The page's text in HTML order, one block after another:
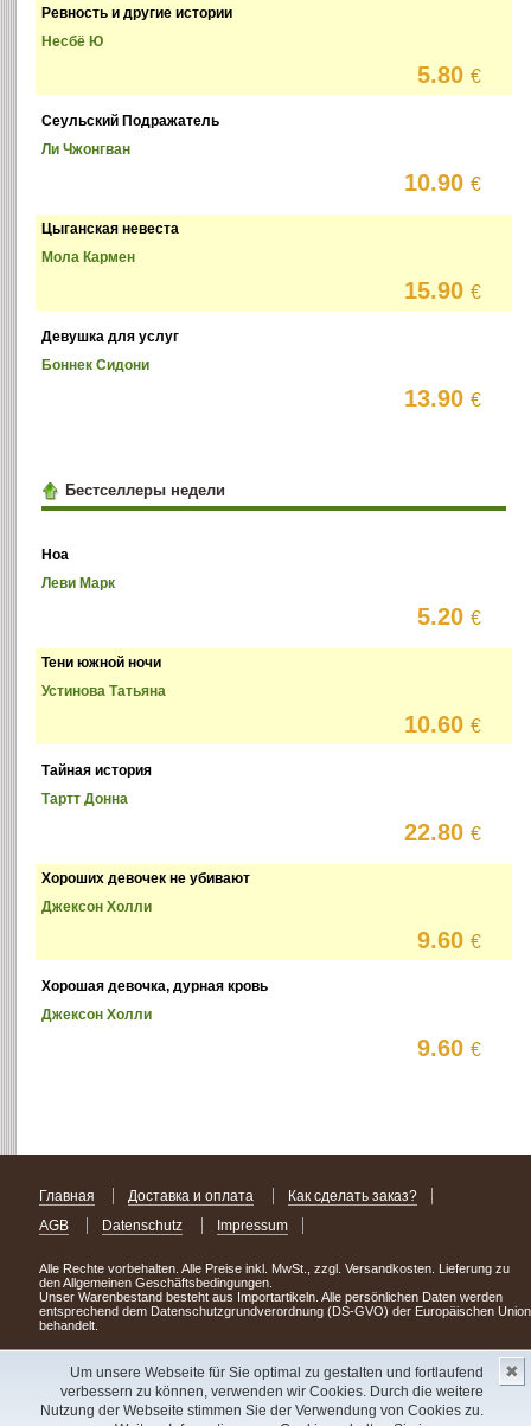
Um unsere Webseite für Sie optimal zu gestalten und fortlaufend
verbessern zu können, verwenden wir Cookies. Durch die weitere
Nutzung der Webseite stimmen Sie der Verwendung von Cookies zu.
✖
Ревность и другие истории
Несбё Ю
5.80€
Сеульский Подражатель
Ли Чжонгван
10.90€
Цыганская невеста
Мола Кармен
15.90€
Девушка для услуг
Боннек Сидони
13.90€
Бестселлеры недели
Ноа
Леви Марк
5.20€
Тени южной ночи
Устинова Татьяна
10.60€
Тайная история
Тартт Донна
22.80€
Хороших девочек не убивают
Джексон Холли
9.60€
Хорошая девочка, дурная кровь
Джексон Холли
9.60€
Главная Доставка и оплата
Как сделать заказ?
AGB
Datenschutz Impressum
Alle Rechte vorbehalten. Alle Preise inkl. MwSt., zzgl. Versandkosten. Lieferung zu
den Allgemeinen Geschäftsbedingungen.
Unser Warenbestand besteht aus Importartikeln. Alle persönlichen Daten werden
entsprechend dem Datenschutzgrundverordnung (DS-GVO) der Europäischen Union
behandelt.
Сделав заказ сегодня, уже через день или два Вы можете стать обладателем
НОВИНКИ из Германии! Удачного поиска!
Copyright 2003 - 2023 © Express-Kniga
V.A.Vorobiev